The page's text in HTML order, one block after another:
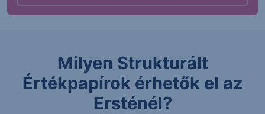
Milyen Strukturált
Értékpapírok érhetők el az
Ersténél?